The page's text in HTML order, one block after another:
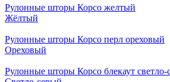
Рулонные шторы Корсо желтый
Жёлтый
Рулонные шторы Корсо перл ореховый
Ореховый
Рулонные шторы Корсо блекаут светло-